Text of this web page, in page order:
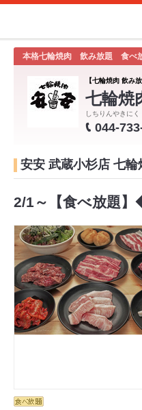
本格七輪焼肉 飲み放題 食べ
【七輪焼肉 飲み
七輪
しちりんやきに
044-
安安 武蔵小杉店 七
2/1～【食べ放題